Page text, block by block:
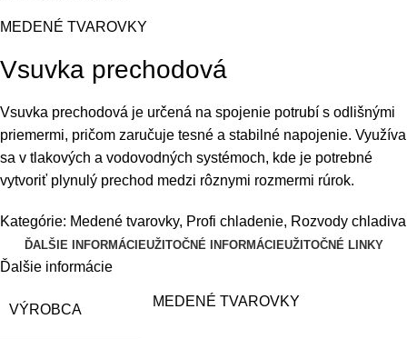
MEDENÉ TVAROVKY
Vsuvka prechodová
Vsuvka prechodová je určená na spojenie potrubí s odlišnými
priemermi, pričom zaručuje tesné a stabilné napojenie. Využíva
sa v tlakových a vodovodných systémoch, kde je potrebné
vytvoriť plynulý prechod medzi rôznymi rozmermi rúrok.
Kategórie: Medené tvarovky, Profi chladenie, Rozvody chladiva
ĎALŠIE INFORMÁCIEUŽITOČNÉ INFORMÁCIEUŽITOČNÉ LINKY
Ďalšie informácie
VÝROBCA
MEDENÉ TVAROVKY